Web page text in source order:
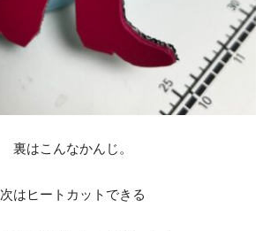
裏はこんなかんじ。
次はヒートカットできる